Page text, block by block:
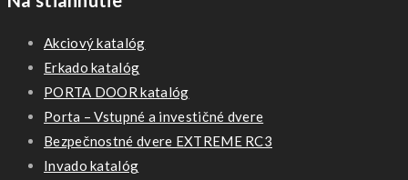
Akciový katalóg
Erkado katalóg
PORTA DOOR katalóg
Porta – Vstupné a investičné dvere
Bezpečnostné dvere EXTREME RC3
Invado katalóg